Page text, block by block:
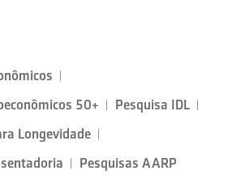
50+
Pesquisa IDL
Longevidade
Pesquisas AARP